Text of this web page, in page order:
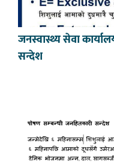
जनस्वास्थ्य सेवा
सन्देश